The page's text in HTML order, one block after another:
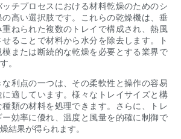
ッチプロセスにおける材料乾燥のためのシ
高い選択肢です。これらの乾燥機は、垂
ねられた複数のトレイで構成され、熱風
ることで材料から水分を除去します。ト
または断続的な乾燥を必要とする業界で
。
な利点の一つは、その柔軟性と操作の容易
適しています。様々なトレイサイズと構
類の材料を処理できます。さらに、トレ
効率に優れ、温度と風量を的確に制御で
結果が得られます。